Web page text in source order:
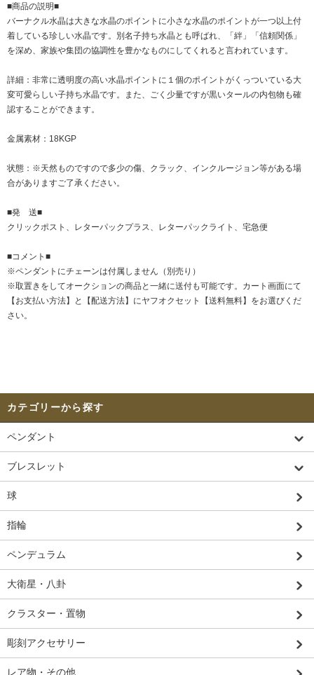
■商品の説明■
バーナクル水晶は大きな水晶のポイントに小さな水晶のポイントが一つ以上付
着している珍しい水晶です。別名子持ち水晶とも呼ばれ、「絆」「信頼関係」
を深め、家族や集団の協調性を豊かなものにしてくれると言われています。
詳細：非常に透明度の高い水晶ポイントに１個のポイントがくっついている大
変可愛らしい子持ち水晶です。また、ごく少量ですが黒いタールの内包物も確
認することができます。
金属素材：18KGP
状態：※天然ものですので多少の傷、クラック、インクルージョン等がある場
合がありますご了承ください。
■発 送■
クリックポスト、レターパックプラス、レターパックライト、宅急便
■コメント■
※ペンダントにチェーンは付属しません（別売り）
※取置きをしてオークションの商品と一緒に送付も可能です。カート画面にて
【お支払い方法】と【配送方法】にヤフオクセット【送料無料】をお選びくだ
さい。
カテゴリーから探す
ペンダント
ブレスレット
球
指輪
ペンデュラム
大衛星・八卦
クラスター・置物
彫刻アクセサリー
レア物・その他